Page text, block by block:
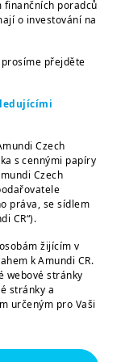
poradců
o investování na
přejděte
Czech
s cennými papíry
Czech
práva, se sídlem
CR“).
žijícím v
k Amundi CR.
webové stránky
stránky a
určeným pro Vaši
poskytování
do
do
či